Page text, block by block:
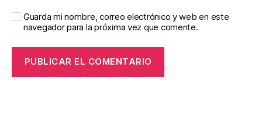
Guarda mi nombre, correo electrónico y web en este
navegador para la próxima vez que comente.